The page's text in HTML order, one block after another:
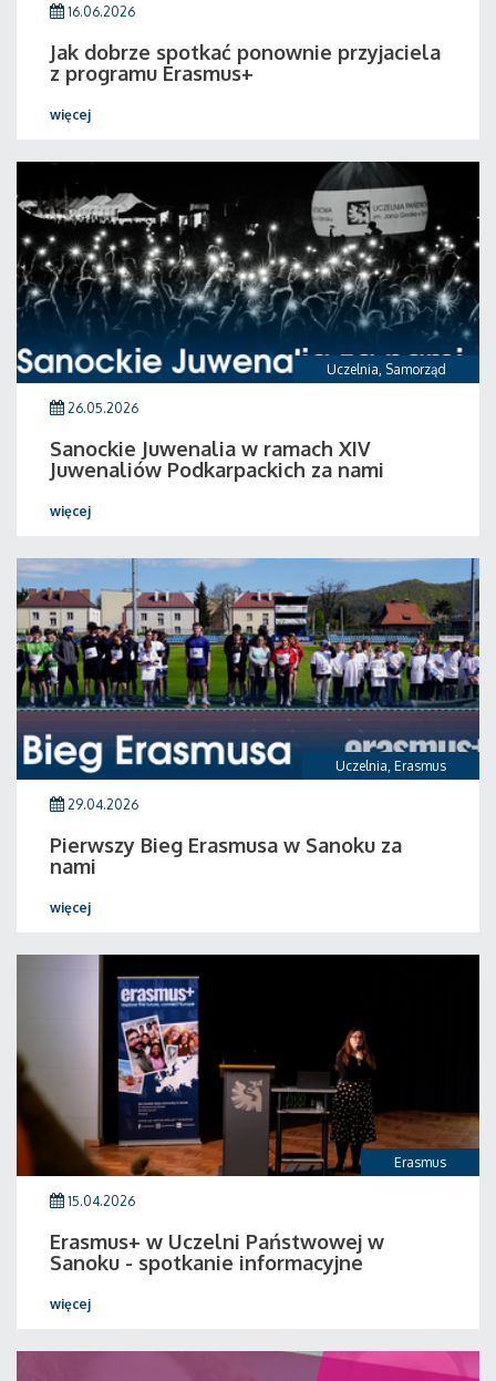
16.06.2026
Jak dobrze spotkać ponownie przyjaciela
z programu Erasmus+
więcej
Uczelnia, Samorząd
26.05.2026
Sanockie Juwenalia w ramach XIV
Juwenaliów Podkarpackich za nami
więcej
Uczelnia, Erasmus
29.04.2026
Pierwszy Bieg Erasmusa w Sanoku za
nami
więcej
Erasmus
15.04.2026
Erasmus+ w Uczelni Państwowej w
Sanoku - spotkanie informacyjne
więcej